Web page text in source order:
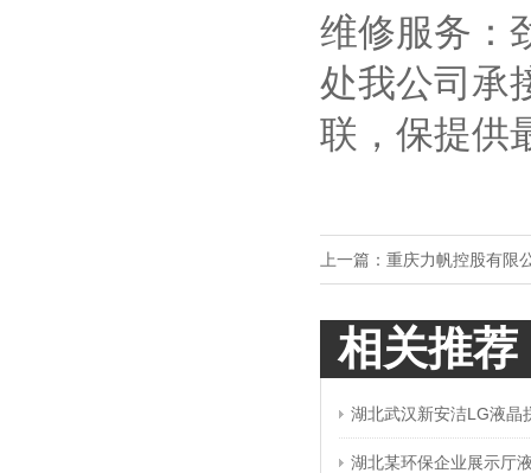
维修服务：
处我公司承
联，保提供
上一篇： 重庆力帆控股有限
相关推荐
湖北武汉新安洁LG液晶
湖北某环保企业展示厅